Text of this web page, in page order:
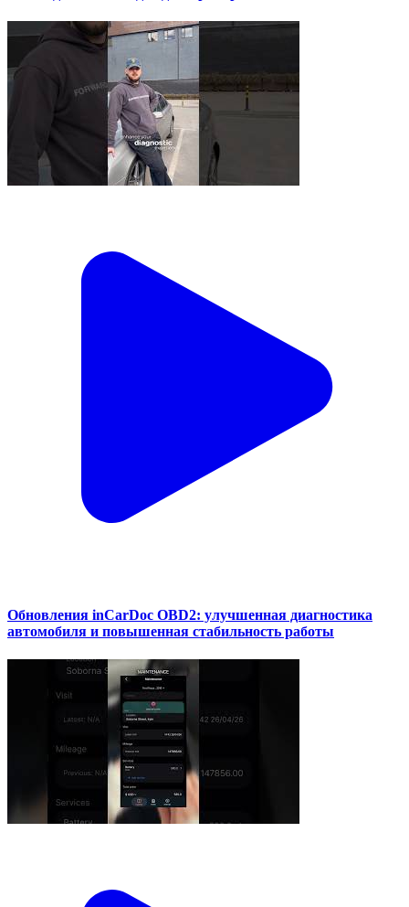
Обновления inCarDoc OBD2: улучшенная диагностика
автомобиля и повышенная стабильность работы